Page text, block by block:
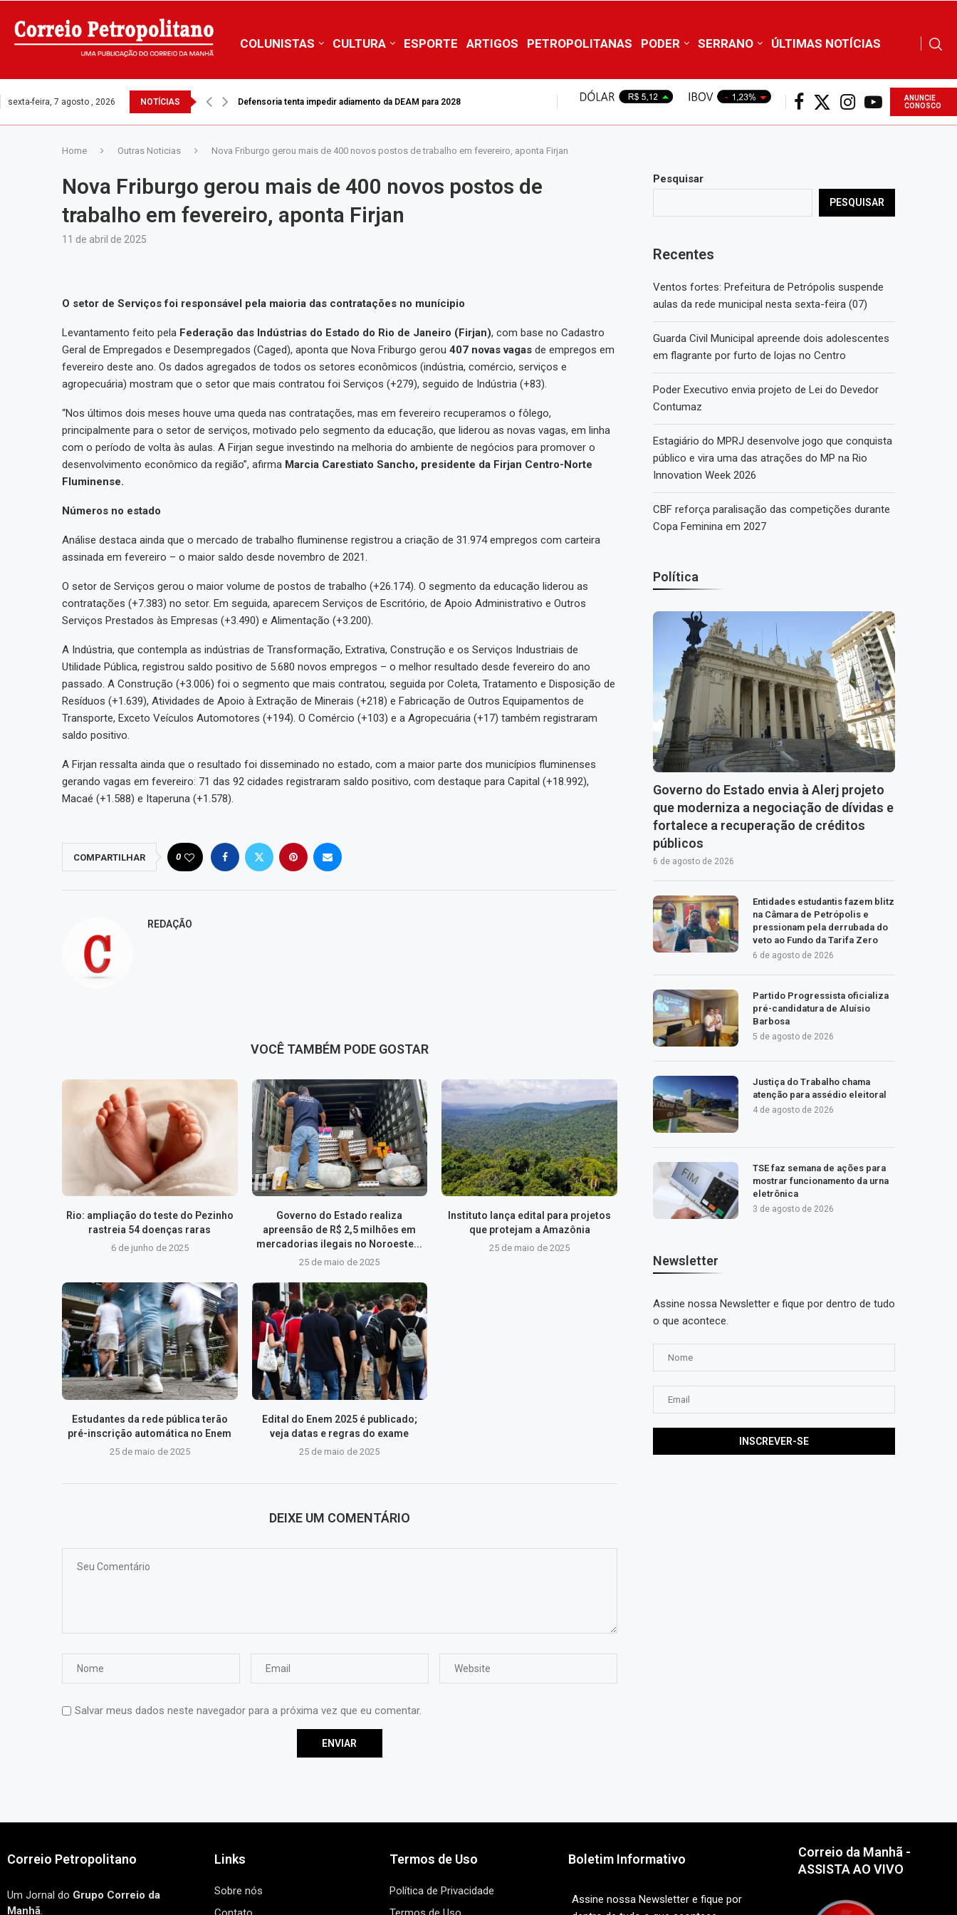
COLUNISTAS CULTURA ESPORTE ARTIGOS PETROPOLITANAS PODER SERRANO ÚLTIMAS NOTÍCIAS
sexta-feira, 7 agosto , 2026 NOTÍCIAS Defensoria tenta impedir adiamento da DEAM para 2028
Quase 57 mil pessoas foram mortas no estado do Rio de...
ANUNCIE
CONOSCO
Home Outras Noticias Nova Friburgo gerou mais de 400 novos postos de trabalho em fevereiro, aponta Firjan
Nova Friburgo gerou mais de 400 novos postos de
trabalho em fevereiro, aponta Firjan
11 de abril de 2025
O setor de Serviços foi responsável pela maioria das contratações no munícipio
Levantamento feito pela Federação das Indústrias do Estado do Rio de Janeiro (Firjan), com base no Cadastro
Geral de Empregados e Desempregados (Caged), aponta que Nova Friburgo gerou 407 novas vagas de empregos em
fevereiro deste ano. Os dados agregados de todos os setores econômicos (indústria, comércio, serviços e
agropecuária) mostram que o setor que mais contratou foi Serviços (+279), seguido de Indústria (+83).
“Nos últimos dois meses houve uma queda nas contratações, mas em fevereiro recuperamos o fôlego,
principalmente para o setor de serviços, motivado pelo segmento da educação, que liderou as novas vagas, em linha
com o período de volta às aulas. A Firjan segue investindo na melhoria do ambiente de negócios para promover o
desenvolvimento econômico da região”, afirma Marcia Carestiato Sancho, presidente da Firjan Centro-Norte
Fluminense.
Números no estado
Análise destaca ainda que o mercado de trabalho fluminense registrou a criação de 31.974 empregos com carteira
assinada em fevereiro – o maior saldo desde novembro de 2021.
O setor de Serviços gerou o maior volume de postos de trabalho (+26.174). O segmento da educação liderou as
contratações (+7.383) no setor. Em seguida, aparecem Serviços de Escritório, de Apoio Administrativo e Outros
Serviços Prestados às Empresas (+3.490) e Alimentação (+3.200).
A Indústria, que contempla as indústrias de Transformação, Extrativa, Construção e os Serviços Industriais de
Utilidade Pública, registrou saldo positivo de 5.680 novos empregos – o melhor resultado desde fevereiro do ano
passado. A Construção (+3.006) foi o segmento que mais contratou, seguida por Coleta, Tratamento e Disposição de
Resíduos (+1.639), Atividades de Apoio à Extração de Minerais (+218) e Fabricação de Outros Equipamentos de
Transporte, Exceto Veículos Automotores (+194). O Comércio (+103) e a Agropecuária (+17) também registraram
saldo positivo.
A Firjan ressalta ainda que o resultado foi disseminado no estado, com a maior parte dos municípios fluminenses
gerando vagas em fevereiro: 71 das 92 cidades registraram saldo positivo, com destaque para Capital (+18.992),
Macaé (+1.588) e Itaperuna (+1.578).
COMPARTILHAR 0
REDAÇÃO
VOCÊ TAMBÉM PODE GOSTAR
Rio: ampliação do teste do Pezinho
rastreia 54 doenças raras
6 de junho de 2025
Governo do Estado realiza
apreensão de R$ 2,5 milhões em
mercadorias ilegais no Noroeste...
25 de maio de 2025
Instituto lança edital para projetos
que protejam a Amazônia
25 de maio de 2025
Estudantes da rede pública terão
pré-inscrição automática no Enem
25 de maio de 2025
Edital do Enem 2025 é publicado;
veja datas e regras do exame
25 de maio de 2025
DEIXE UM COMENTÁRIO
Salvar meus dados neste navegador para a próxima vez que eu comentar.
Pesquisar
PESQUISAR
Recentes
Ventos fortes: Prefeitura de Petrópolis suspende
aulas da rede municipal nesta sexta-feira (07)
Guarda Civil Municipal apreende dois adolescentes
em flagrante por furto de lojas no Centro
Poder Executivo envia projeto de Lei do Devedor
Contumaz
Estagiário do MPRJ desenvolve jogo que conquista
público e vira uma das atrações do MP na Rio
Innovation Week 2026
CBF reforça paralisação das competições durante
Copa Feminina em 2027
Política
Governo do Estado envia à Alerj projeto
que moderniza a negociação de dívidas e
fortalece a recuperação de créditos
públicos
6 de agosto de 2026
Entidades estudantis fazem blitz
na Câmara de Petrópolis e
pressionam pela derrubada do
veto ao Fundo da Tarifa Zero
6 de agosto de 2026
Partido Progressista oficializa
pré-candidatura de Aluísio
Barbosa
5 de agosto de 2026
Justiça do Trabalho chama
atenção para assédio eleitoral
4 de agosto de 2026
TSE faz semana de ações para
mostrar funcionamento da urna
eletrônica
3 de agosto de 2026
Newsletter
Assine nossa Newsletter e fique por dentro de tudo
o que acontece.
Correio Petropolitano
Um Jornal do Grupo Correio da
Manhã.
Links
Sobre nós
Termos de Uso
Política de Privacidade
Boletim Informativo
Assine nossa Newsletter e fique por
Correio da Manhã -
ASSISTA AO VIVO